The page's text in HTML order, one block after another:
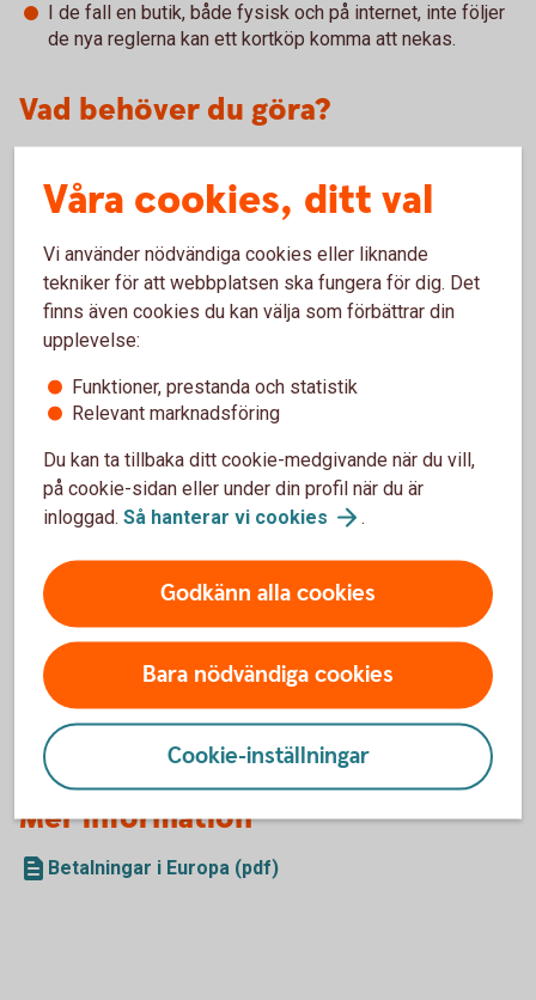
I de fall en butik, både fysisk och på internet, inte följer
de nya reglerna kan ett kortköp komma att nekas.
Vad behöver du göra?
handlar på Internet se till att du har tillgång till Mobilt
Tänk också på att ditt kort måste vara öppet för internetköp
när du handlar på internet. Det gör du enkelt i appen eller
internetbanken under Kort.
Viktigt att tänka på
Lämna aldrig ut kort eller uppgifter om ditt kort till någon
annan, till exempel PIN-kod, kortnummer, CVC-kod eller
de koder som genereras av din säkerhetsdosa. Oavsett
hur trovärdig kontakten verkar vara. Kontakta alltid oss
om du är osäker.
Se till att vi har aktuella kontaktuppgifter till dig, som
telefonnummer och e-post.
Logga aldrig in på internetbanken eller appen och
använd aldrig säkerhetsdosa eller Mobilt BankID på
uppmaning av någon som kontaktar dig.
Mer information
Betalningar i Europa (pdf)
Våra cookies, ditt val
Vi använder nödvändiga cookies eller liknande
tekniker för att webbplatsen ska fungera för dig. Det
finns även cookies du kan välja som förbättrar din
upplevelse:
Funktioner, prestanda och statistik
Relevant marknadsföring
Du kan ta tillbaka ditt cookie-medgivande när du vill,
på cookie-sidan eller under din profil när du är
inloggad. Så hanterar vi cookies .
Godkänn alla cookies
Bara nödvändiga cookies
Cookie-inställningar